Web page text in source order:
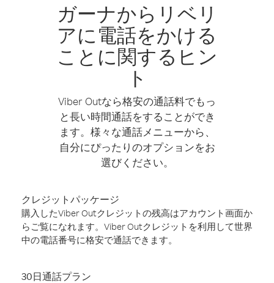
ガーナからリベリ
アに電話をかける
ことに関するヒン
ト
Viber Outなら格安の通話料でもっ
と長い時間通話をすることができ
ます。様々な通話メニューから、
自分にぴったりのオプションをお
選びください。
クレジットパッケージ
購入したViber Outクレジットの残高はアカウント画面か
らご覧になれます。Viber Outクレジットを利用して世界
中の電話番号に格安で通話できます。
30日通話プラン